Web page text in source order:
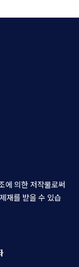
에 의한 저작물로써
재를 받을 수 있습